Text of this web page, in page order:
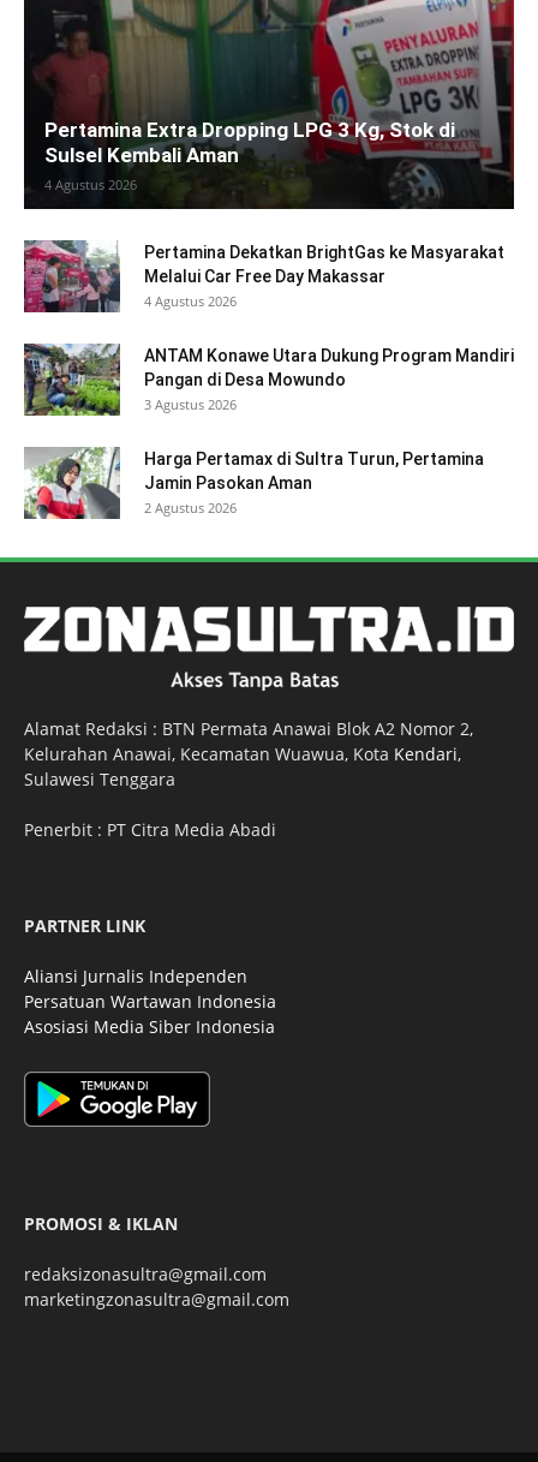
Pertamina Extra Dropping LPG 3 Kg, Stok di
Sulsel Kembali Aman
4 Agustus 2026
Pertamina Dekatkan BrightGas ke Masyarakat
Melalui Car Free Day Makassar
4 Agustus 2026
ANTAM Konawe Utara Dukung Program Mandiri
Pangan di Desa Mowundo
3 Agustus 2026
Harga Pertamax di Sultra Turun, Pertamina
Jamin Pasokan Aman
2 Agustus 2026
Alamat Redaksi : BTN Permata Anawai Blok A2 Nomor 2,
Kelurahan Anawai, Kecamatan Wuawua, Kota Kendari,
Sulawesi Tenggara
Penerbit : PT Citra Media Abadi
PARTNER LINK
Aliansi Jurnalis Independen
Persatuan Wartawan Indonesia
Asosiasi Media Siber Indonesia
PROMOSI & IKLAN
redaksizonasultra@gmail.com
marketingzonasultra@gmail.com